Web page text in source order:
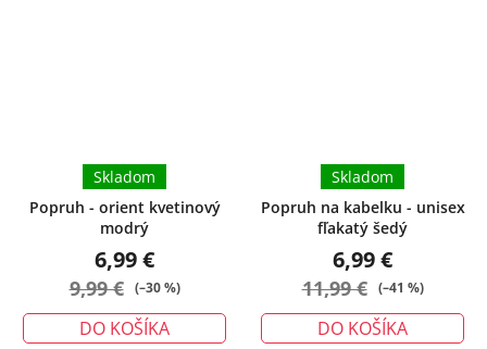
Popruh - orient kvetinový
modrý
Skladom
6,99 €
9,99 € (–30 %)
DO KOŠÍKA
Popruh na kabelku - unisex
fľakatý šedý
Skladom
6,99 €
11,99 € (–41 %)
DO KOŠÍKA